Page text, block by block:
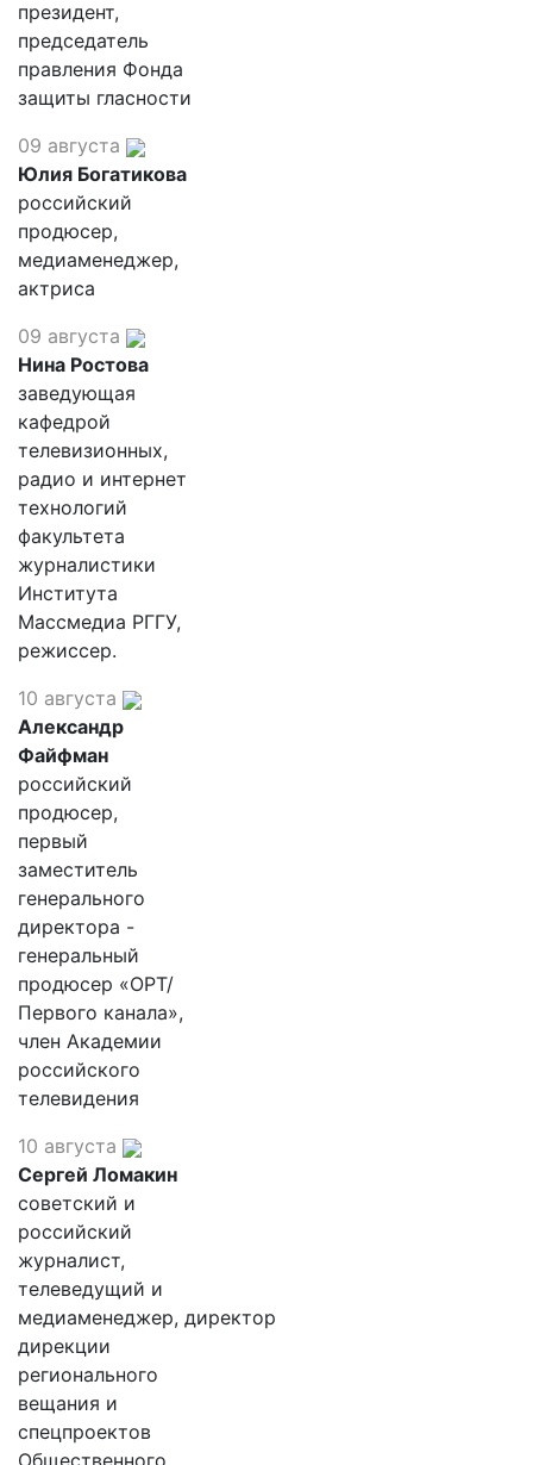
президент,
председатель
правления Фонда
защиты гласности
09 августа
Юлия Богатикова
российский
продюсер,
медиаменеджер,
актриса
09 августа
Нина Ростова
заведующая
кафедрой
телевизионных,
радио и интернет
технологий
факультета
журналистики
Института
Массмедиа РГГУ,
режиссер.
10 августа
Александр
Файфман
российский
продюсер,
первый
заместитель
генерального
директора -
генеральный
продюсер «ОРТ/
Первого канала»,
член Академии
российского
телевидения
10 августа
Сергей Ломакин
советский и
российский
журналист,
телеведущий и
медиаменеджер, директор
дирекции
регионального
вещания и
спецпроектов
Общественного